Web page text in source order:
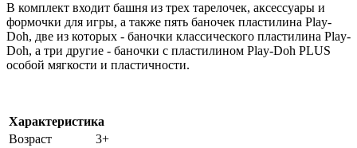
В комплект входит башня из трех тарелочек, аксессуары и
формочки для игры, а также пять баночек пластилина Play-
Doh, две из которых - баночки классического пластилина Play-
Doh, а три другие - баночки с пластилином Play-Doh PLUS
особой мягкости и пластичности.
Характеристика
Возраст
3+